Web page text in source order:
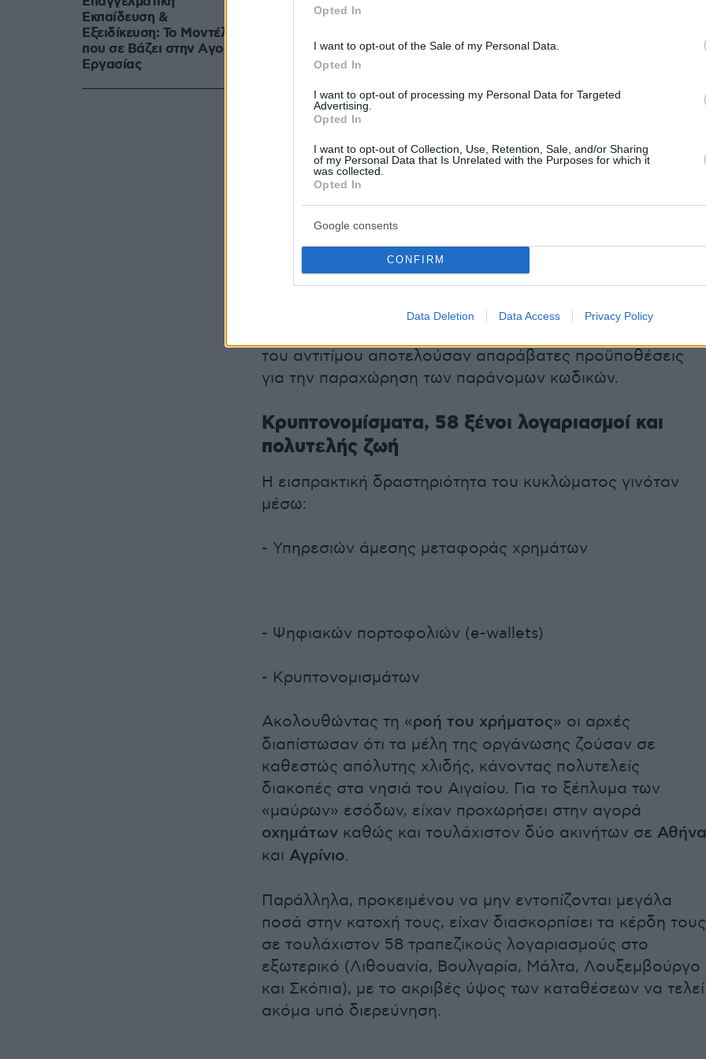
Opted In
I want to opt-out of the Sale of my Personal Data.
Opted In
I want to opt-out of processing my Personal Data for Targeted
Advertising.
Opted In
I want to opt-out of Collection, Use, Retention, Sale, and/or Sharing
of my Personal Data that Is Unrelated with the Purposes for which it
was collected.
Opted In
Google consents
CONFIRM
Data Deletion Data Access Privacy Policy
Ωστόσο, ηπρόσβαση στο «σπασμένο» λογισμικόδεν
εύκολη υπόθεση. Τα μέλη της οργάνωσης λάμβαναν
αυστηρά μέτρα αυτοπροστασίαςκαι περνούσαν τους
ενδιαφερόμενους από «κόσκινο». Η ταυτοποίηση των
του αντιτίμου αποτελούσαν απαράβατες προϋποθέσεις
για την παραχώρηση των παράνομων κωδικών.
Κρυπτονομίσματα, 58 ξένοι λογαριασμοί και
πολυτελής ζωή
Η εισπρακτική δραστηριότητα του κυκλώματος γινόταν
μέσω:
- Υπηρεσιών άμεσης μεταφοράς χρημάτων
- Ψηφιακών πορτοφολιών (e-wallets)
- Κρυπτονομισμάτων
Ακολουθώντας τη «ροή του χρήματος» οι αρχές
διαπίστωσαν ότι τα μέλη της οργάνωσης ζούσαν σε
καθεστώς απόλυτης χλιδής, κάνοντας πολυτελείς
διακοπές στα νησιά του Αιγαίου. Για το ξέπλυμα των
«μαύρων» εσόδων, είχαν προχωρήσει στην αγορά
οχημάτων καθώς και τουλάχιστον δύο ακινήτων σε Αθήνα
και Αγρίνιο.
Παράλληλα, προκειμένου να μην εντοπίζονται μεγάλα
ποσά στην κατοχή τους, είχαν διασκορπίσει τα κέρδη τους
σε τουλάχιστον 58 τραπεζικούς λογαριασμούς στο
εξωτερικό (Λιθουανία, Βουλγαρία, Μάλτα, Λουξεμβούργο
και Σκόπια), με το ακριβές ύψος των καταθέσεων να τελεί
ακόμα υπό διερεύνηση.
Εκπαίδευση &
Εξειδίκευση: Το Mοντέλο
που σε Bάζει στην Aγορά
Eργασίας